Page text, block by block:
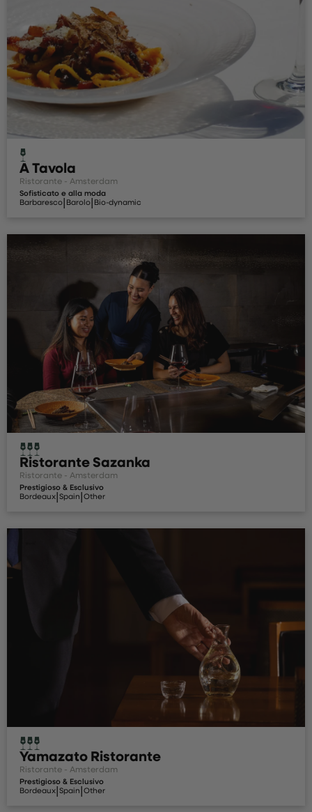
A Tavola
Ristorante - Amsterdam
Sofisticato e alla moda
Barbaresco| Barolo| Bio-dynamic
Ristorante Sazanka
Ristorante - Amsterdam
Prestigioso & Esclusivo
Bordeaux|Spain|Other
Yamazato Ristorante
Ristorante - Amsterdam
Prestigioso & Esclusivo
Bordeaux|Spain|Other